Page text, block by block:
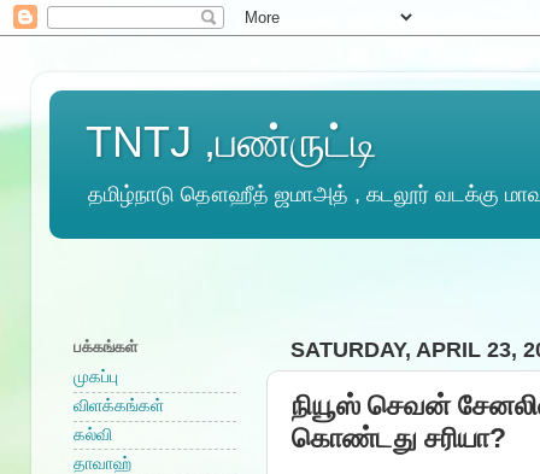
TNTJ ,பண்ருட்டி
தமிழ்நாடு தௌஹீத் ஜமாஅத் , கடலூர் வடக்கு
SATURDAY, APRIL 23,
நியூஸ் செவன்
கொண்டது சரியா?
பக்கங்கள்
முகப்பு
விளக்கங்கள்
கல்வி
தாவாஹ்